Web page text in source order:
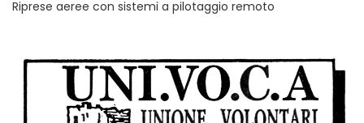
Riprese aeree con sistemi a pilotaggio remoto